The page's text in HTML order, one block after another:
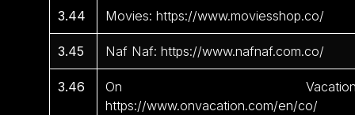
3.44 Movies: https://www.moviesshop.co/
3.45 Naf Naf: https://www.nafnaf.com.co/
3.46
On
https://www.onvacation.com/en/co/